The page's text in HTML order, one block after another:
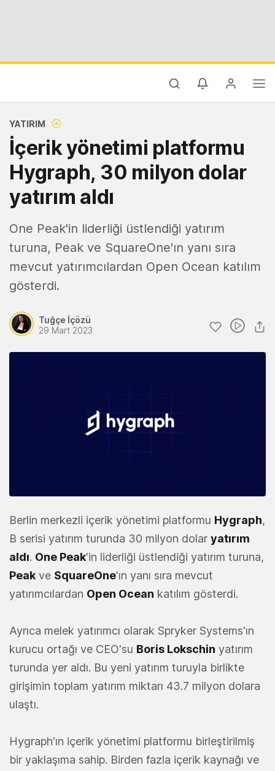
YATIRIM
İçerik yönetimi platformu
Hygraph, 30 milyon dolar
yatırım aldı
One Peak'in liderliği üstlendiği yatırım
turuna, Peak ve SquareOne'ın yanı sıra
mevcut yatırımcılardan Open Ocean katılım
gösterdi.
Tuğçe İçözü
29 Mart 2023
Berlin merkezli içerik yönetimi platformu Hygraph,
B serisi yatırım turunda 30 milyon dolar yatırım
aldı. One Peak'in liderliği üstlendiği yatırım turuna,
Peak ve SquareOne'ın yanı sıra mevcut
yatırımcılardan Open Ocean katılım gösterdi.
Ayrıca melek yatırımcı olarak Spryker Systems'ın
kurucu ortağı ve CEO'su Boris Lokschin yatırım
turunda yer aldı. Bu yeni yatırım turuyla birlikte
girişimin toplam yatırım miktarı 43.7 milyon dolara
ulaştı.
Hygraph'ın içerik yönetimi platformu birleştirilmiş
bir yaklaşıma sahip. Birden fazla içerik kaynağı ve